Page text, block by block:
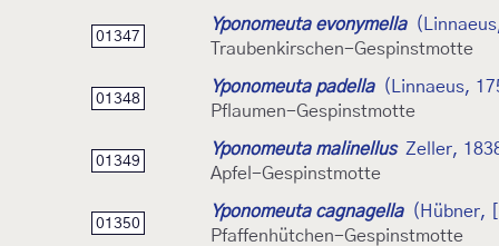
01347
Yponomeuta evonymella
Traubenkirschen-Gespinstmotte
01348
Yponomeuta padella
(Linnaeus,
Pflaumen-Gespinstmotte
01349
Yponomeuta malinellus Zeller,
Apfel-Gespinstmotte
01350
Yponomeuta cagnagella
(Hübner,
Pfaffenhütchen-Gespinstmotte